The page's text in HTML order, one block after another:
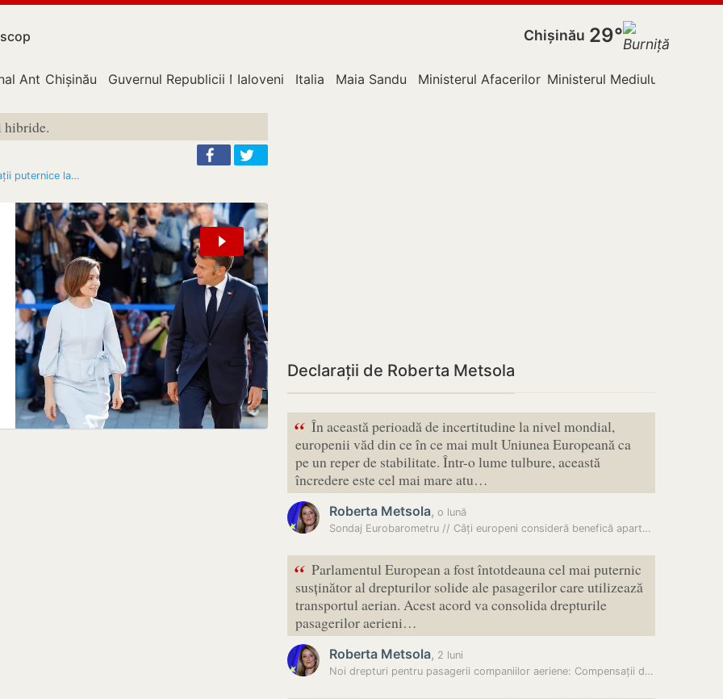
Chișinău 29°
Anticorupție
Chișinău Guvernul Republicii Moldova
Ialoveni Italia Maia Sandu Ministerul Afacerilor ExterneMinisterul Mediului
hibride.
puternice la…
Declarații de Roberta Metsola
“ În această perioadă de incertitudine la nivel mondial,
europenii văd din ce în ce mai mult Uniunea Europeană ca
pe un reper de stabilitate. Într-o lume tulbure, această
încredere este cel mai mare atu…
Roberta Metsola, o lună
Sondaj Eurobarometru // Câți europeni consideră benefică apartenența…
“ Parlamentul European a fost întotdeauna cel mai puternic
susținător al drepturilor solide ale pasagerilor care utilizează
transportul aerian. Acest acord va consolida drepturile
pasagerilor aerieni…
Roberta Metsola, 2 luni
Noi drepturi pentru pasagerii companiilor aeriene: Compensații de până…